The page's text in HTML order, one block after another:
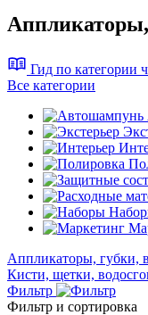
Гид по категории
Все категории
Аппликаторы, губки,
Кисти, щетки,
Фильтр
Фильтр и сортировка